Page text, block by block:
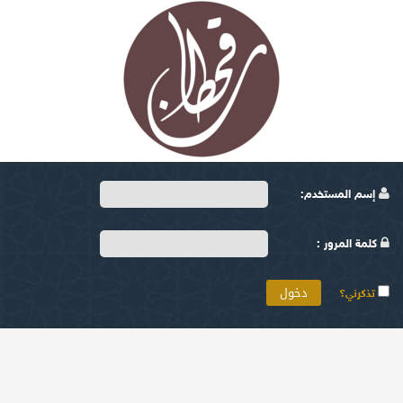
إسم المستخدم:
كلمة المرور :
تذكرني؟